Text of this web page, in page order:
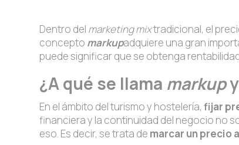
Dentro del marketing mixtradicional, el
concepto markupadquiere una gran
puede significar que se obtenga
¿A qué se llama markup
En el ámbito del turismo y hostelería,fijar
financiera y la continuidad del negocio no
eso. Es decir, se trata de marcar un precio